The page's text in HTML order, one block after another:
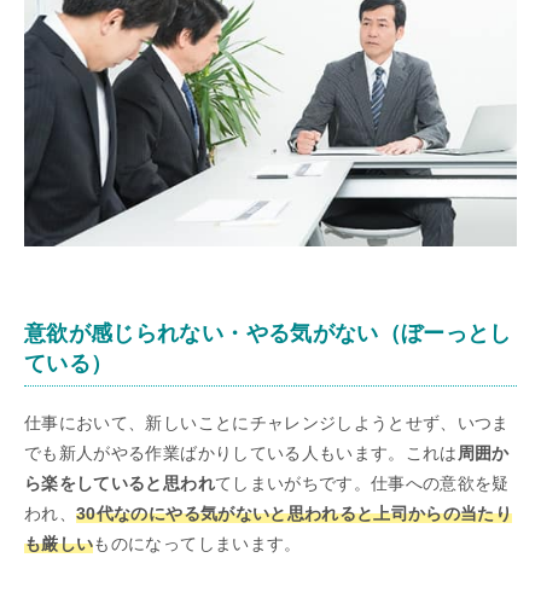
意欲が感じられない・やる気がない（ぼーっとし
ている）
仕事において、新しいことにチャレンジしようとせず、いつま
でも新人がやる作業ばかりしている人もいます。これは 周囲か
ら楽をしていると思われてしまいがちです。仕事への意欲を疑
われ、30代なのにやる気がないと思われると上司からの当たり
も厳しいものになってしまいます。